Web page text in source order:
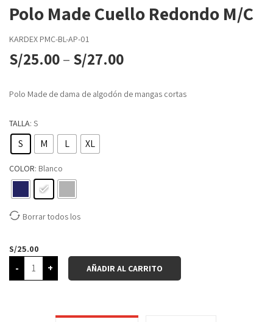
Polo Made Cuello Redondo M/C
KARDEX PMC-BL-AP-01
S/25.00– S/27.00
Polo Made de dama de algodón de mangas cortas
TALLA: S
S M L XL
COLOR: Blanco
Borrar todos los
S/25.00
- + AÑADIR AL CARRITO